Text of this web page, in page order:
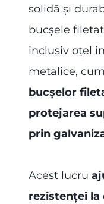
solidă și
bucșele
inclusiv oțel
metalice,
bucșelor
protejarea
prin
Acest lucru
rezistenței la